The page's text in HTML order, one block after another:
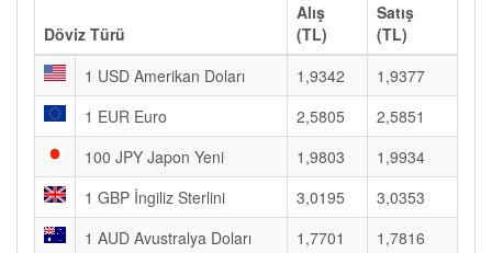
Döviz Türü
Alış
(TL)
Satış
(TL)
1 USD Amerikan Doları
1,9342
1,9377
1 EUR Euro
2,5805
2,5851
100 JPY Japon Yeni
1,9803
1,9934
1 GBP İngiliz Sterlini
3,0195
3,0353
1 AUD Avustralya Doları
1,7701
1,7816